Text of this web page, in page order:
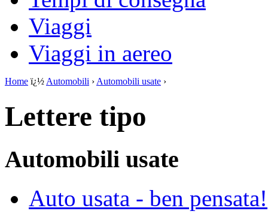
Viaggi
Viaggi in aereo
Home ï¿½ Automobili › Automobili usate ›
Lettere tipo
Automobili usate
Auto usata - ben pensata!